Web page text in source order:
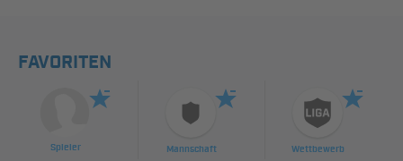
FAVORITEN
Spieler Mannschaft Wettbewerb